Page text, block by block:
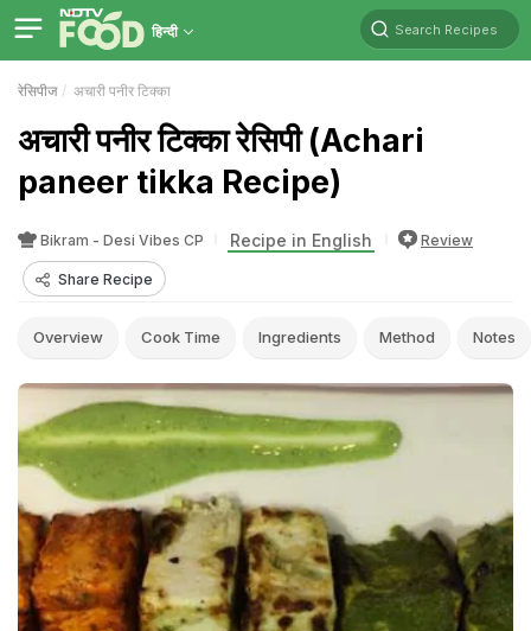
हिन्दी Search Recipes
रेसिपीज अचारी पनीर टिक्का
अचारी पनीर टिक्का रेसिपी (Achari
paneer tikka Recipe)
Bikram - Desi Vibes CP Recipe in English Review
Share Recipe
Overview Cook Time Ingredients Method Notes